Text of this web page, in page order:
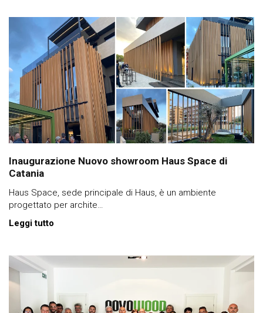
Inaugurazione Nuovo showroom Haus Space di
Catania
Haus Space, sede principale di Haus, è un ambiente
progettato per archite…
Leggi tutto